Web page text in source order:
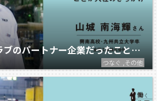
社会人野球クラブのパートナー企業だったことが入社のきっかけ。
つなぐ ,その他